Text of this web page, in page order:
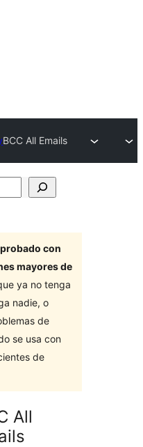
BCC All Emails
con
mayores de
ya no tenga
nadie, o
de
se usa con
de
All